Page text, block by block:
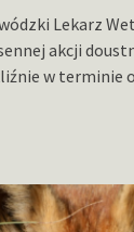
Lekarz
akcji
w terminie